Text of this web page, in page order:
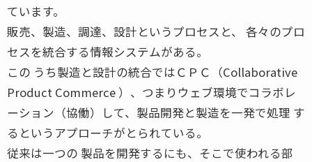
ています。
販売、製造、調達、設計というプロセスと、 各々のプロ
セスを統合する情報システムがある。
この うち製造と設計の統合ではＣＰＣ（Collaborative
Product Commerce ）、つまりウェブ環境でコラボレ
ーション（協働）して、製品開発と製造を一発で処理 す
るというアプローチがとられている。
従来は一つの 製品を開発するにも、そこで使われる部